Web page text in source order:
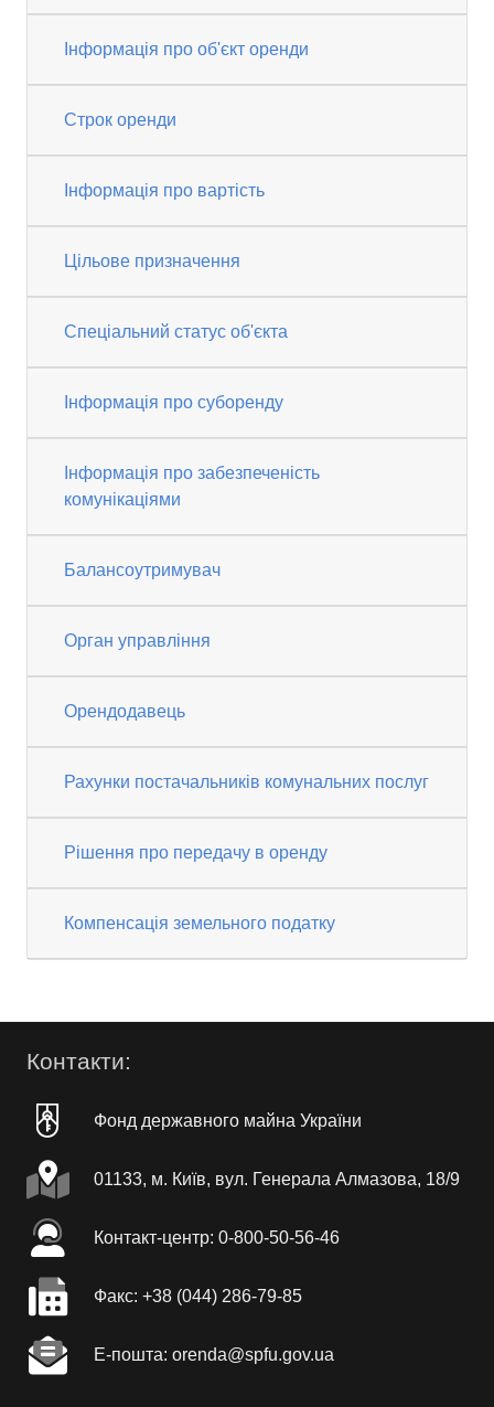
Інформація про об'єкт оренди
Строк оренди
Інформація про вартість
Цільове призначення
Спеціальний статус об'єкта
Інформація про суборенду
Інформація про забезпеченість
комунікаціями
Балансоутримувач
Орган управління
Орендодавець
Рахунки постачальників комунальних послуг
Рішення про передачу в оренду
Компенсація земельного податку
Контакти:
Фонд державного майна України
01133, м. Київ, вул. Генерала Алмазова, 18/9
Контакт-центр: 0-800-50-56-46
Факc: +38 (044) 286-79-85
Е-пошта: orenda@spfu.gov.ua